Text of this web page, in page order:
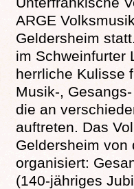
ARGE
Geldersheim
im Schweinfurter
herrliche Kulisse
Musik-,
die an
auftreten. Das
Geldersheim von
organisiert:
(140-jähriges